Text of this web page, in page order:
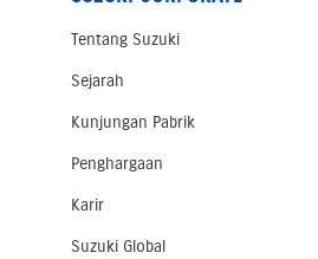
Tentang Suzuki
Sejarah
Kunjungan Pabrik
Penghargaan
Karir
Suzuki Global